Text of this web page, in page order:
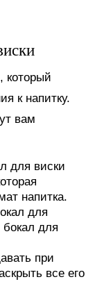
который
к напитку.
вам
для виски
напитка.
для
для
при
все его